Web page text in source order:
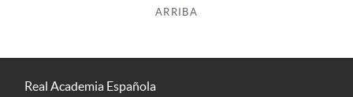
ARRIBA
Real Academia Española